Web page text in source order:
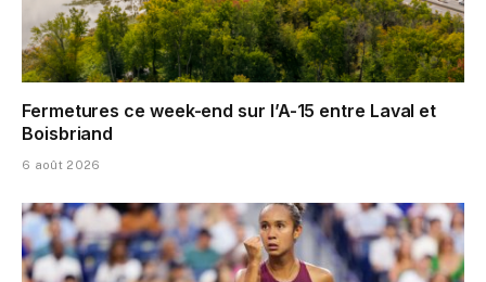
Fermetures ce week-end sur l’A-15 entre Laval et
Boisbriand
6 août 2026